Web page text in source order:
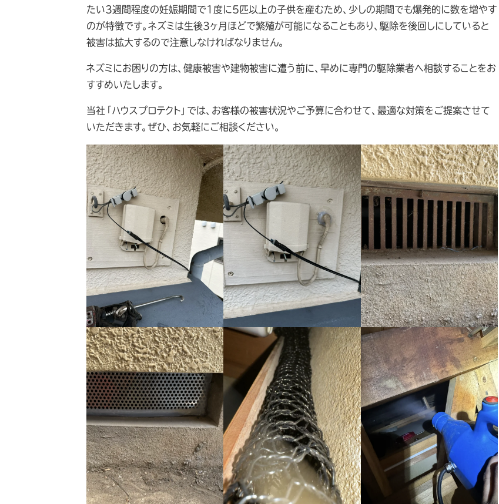
たい3週間程度の妊娠期間で1度に5匹以上の子供を産むため、少しの期間でも爆発的に数を増やす
のが特徴です。ネズミは生後3ヶ月ほどで繁殖が可能になることもあり、駆除を後回しにしていると
被害は拡大するので注意しなければなりません。
ネズミにお困りの方は、健康被害や建物被害に遭う前に、早めに専門の駆除業者へ相談することをお
すすめいたします。
当社「ハウスプロテクト」では、お客様の被害状況やご予算に合わせて、最適な対策をご提案させて
いただきます。ぜひ、お気軽にご相談ください。